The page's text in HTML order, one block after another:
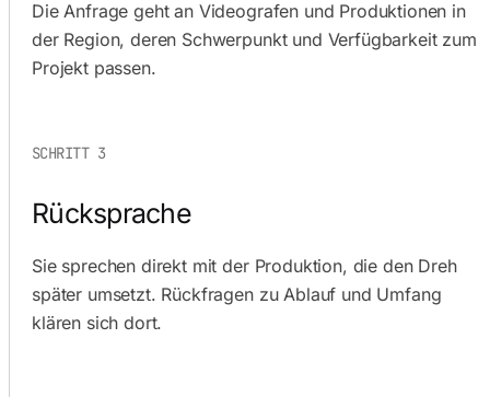
Die Anfrage geht an Videografen und Produktionen in
der Region, deren Schwerpunkt und Verfügbarkeit zum
Projekt passen.
SCHRITT 3
Rücksprache
Sie sprechen direkt mit der Produktion, die den Dreh
später umsetzt. Rückfragen zu Ablauf und Umfang
klären sich dort.